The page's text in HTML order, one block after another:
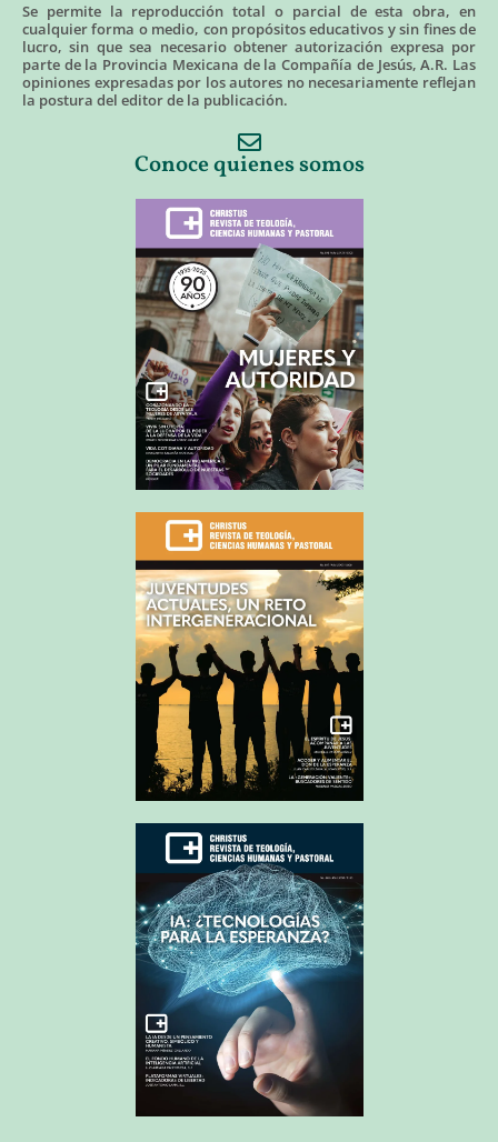
Se permite la reproducción total o parcial de esta obra, en
cualquier forma o medio, con propósitos educativos y sin fines de
lucro, sin que sea necesario obtener autorización expresa por
parte de la Provincia Mexicana de la Compañía de Jesús, A.R. Las
opiniones expresadas por los autores no necesariamente reflejan
la postura del editor de la publicación.
Conoce quienes somos